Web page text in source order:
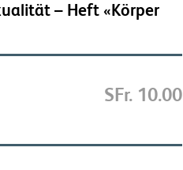
– Heft «Körper
SFr. 10.00